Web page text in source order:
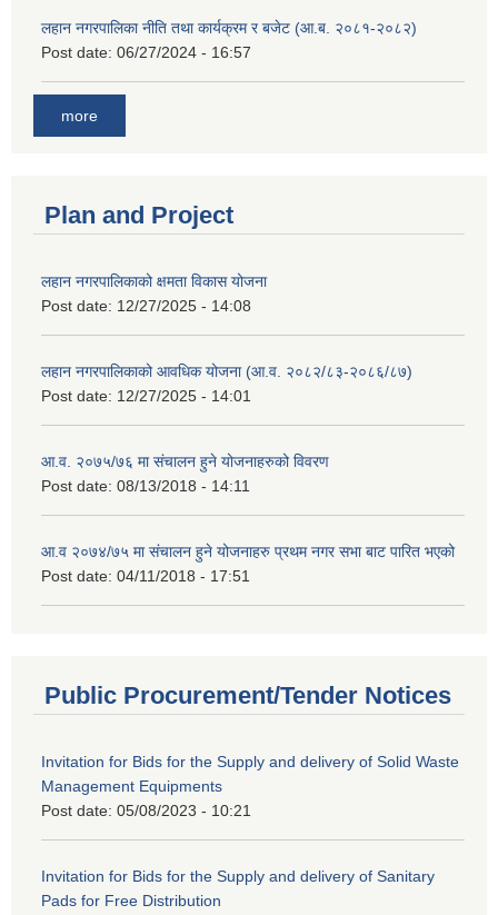
लहान नगरपालिका नीति तथा कार्यक्रम र बजेट (आ.ब. २०८१-२०८२)
Post date: 06/27/2024 - 16:57
more
Plan and Project
लहान नगरपालिकाको क्षमता विकास योजना
Post date: 12/27/2025 - 14:08
लहान नगरपालिकाको आवधिक योजना (आ.व. २०८२/८३-२०८६/८७)
Post date: 12/27/2025 - 14:01
आ.व. २०७५/७६ मा संचालन हुने योजनाहरुको विवरण
Post date: 08/13/2018 - 14:11
आ.व २०७४/७५ मा संचालन हुने योजनाहरु प्रथम नगर सभा बाट पारित भएको
Post date: 04/11/2018 - 17:51
Public Procurement/Tender Notices
Invitation for Bids for the Supply and delivery of Solid Waste
Management Equipments
Post date: 05/08/2023 - 10:21
Invitation for Bids for the Supply and delivery of Sanitary
Pads for Free Distribution